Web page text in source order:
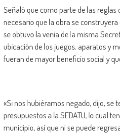
Señaló que como parte de las reglas
necesario que la obra se
se obtuvo la venía de la misma
ubicación de los juegos, aparatos y
fueran de mayor beneficio social y
«Si nos hubiéramos negado, dijo, se
presupuestos a la SEDATU, lo cual
municipio, así que ni se puede